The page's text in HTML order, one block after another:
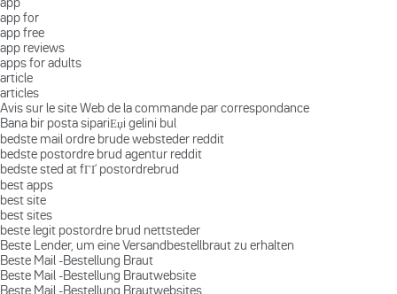
app for
app free
app reviews
apps for adults
article
articles
Avis sur le site Web de la commande par correspondance
Bana bir posta sipariЕџi gelini bul
bedste mail ordre brude websteder reddit
bedste postordre brud agentur reddit
bedste sted at fГҐ postordrebrud
best apps
best site
best sites
beste legit postordre brud nettsteder
Beste Lender, um eine Versandbestellbraut zu erhalten
Beste Mail -Bestellung Braut
Beste Mail -Bestellung Brautwebsite
Beste Mail -Bestellung Brautwebsites